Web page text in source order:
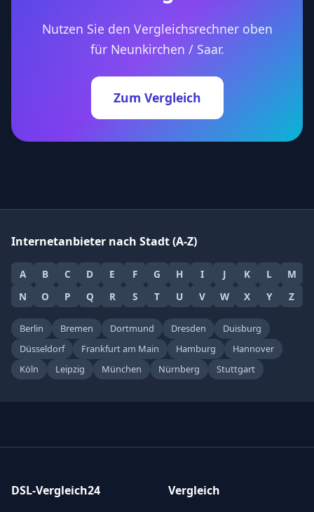
Nutzen Sie den Vergleichsrechner oben
für Neunkirchen / Saar.
Zum Vergleich
Internetanbieter nach Stadt (A-Z)
A B C D E F G H I J K L
M
N
O P Q R S T U V W X Y Z
Berlin Bremen Dortmund Dresden
Duisburg
Düsseldorf
Frankfurt am Main Hamburg
Hannover
Köln
Leipzig München Nürnberg Stuttgart
DSL-Vergleich24 Vergleich